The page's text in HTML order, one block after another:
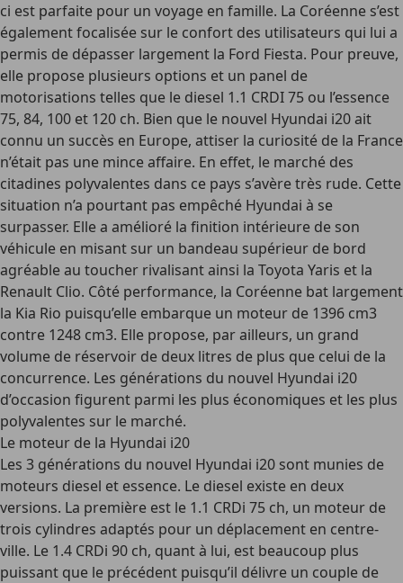
ci est parfaite pour un voyage en famille. La Coréenne s’est
également focalisée sur le confort des utilisateurs qui lui a
permis de dépasser largement la Ford Fiesta. Pour preuve,
elle propose plusieurs options et un panel de
motorisations telles que le diesel 1.1 CRDI 75 ou l’essence
75, 84, 100 et 120 ch. Bien que le nouvel Hyundai i20 ait
connu un succès en Europe, attiser la curiosité de la France
n’était pas une mince affaire. En effet, le marché des
citadines polyvalentes dans ce pays s’avère très rude. Cette
situation n’a pourtant pas empêché Hyundai à se
surpasser. Elle a amélioré la finition intérieure de son
véhicule en misant sur un bandeau supérieur de bord
agréable au toucher rivalisant ainsi la Toyota Yaris et la
Renault Clio. Côté performance, la Coréenne bat largement
la Kia Rio puisqu’elle embarque un moteur de 1396 cm3
contre 1248 cm3. Elle propose, par ailleurs, un grand
volume de réservoir de deux litres de plus que celui de la
concurrence. Les générations du nouvel Hyundai i20
d’occasion figurent parmi les plus économiques et les plus
polyvalentes sur le marché.
Le moteur de la Hyundai i20
Les 3 générations du nouvel Hyundai i20 sont munies de
moteurs diesel et essence. Le diesel existe en deux
versions. La première est le 1.1 CRDi 75 ch, un moteur de
trois cylindres adaptés pour un déplacement en centre-
ville. Le 1.4 CRDi 90 ch, quant à lui, est beaucoup plus
puissant que le précédent puisqu’il délivre un couple de